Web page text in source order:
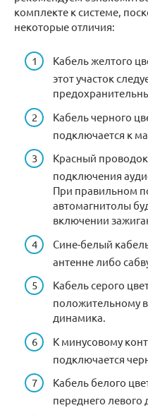
комплекте к системе,
некоторые отличия:
Кабель желтого
этот участок
Кабель черного
подключается к
Красный проводок
подключения
При правильном
автомагнитолы
включении
Сине-белый
антенне либо
Кабель серого
положительному
динамика.
К минусовому
подключается
Кабель белого
переднего левого